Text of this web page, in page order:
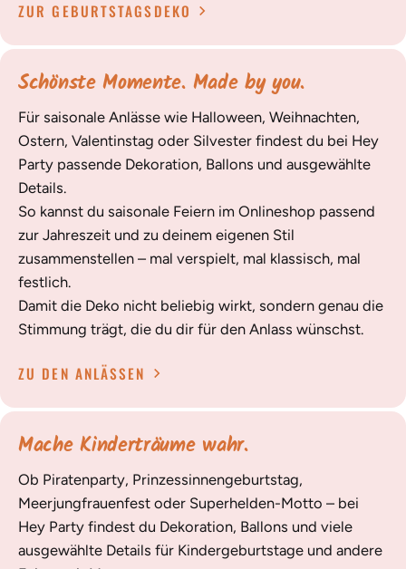
ZUR GEBURTSTAGSDEKO
Schönste Momente. Made by you.
Für saisonale Anlässe wie Halloween, Weihnachten,
Ostern, Valentinstag oder Silvester findest du bei Hey
Party passende Dekoration, Ballons und ausgewählte
Details.
So kannst du saisonale Feiern im Onlineshop passend
zur Jahreszeit und zu deinem eigenen Stil
zusammenstellen – mal verspielt, mal klassisch, mal
festlich.
Damit die Deko nicht beliebig wirkt, sondern genau die
Stimmung trägt, die du dir für den Anlass wünschst.
ZU DEN ANLÄSSEN
Mache Kinderträume wahr.
Ob Piratenparty, Prinzessinnengeburtstag,
Meerjungfrauenfest oder Superhelden-Motto – bei
Hey Party findest du Dekoration, Ballons und viele
ausgewählte Details für Kindergeburtstage und andere